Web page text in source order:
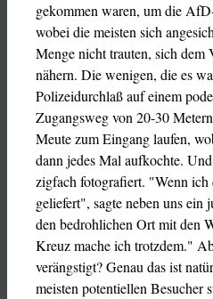
gekommen waren, um die
wobei die meisten sich
Menge nicht trauten, sich dem
nähern. Die wenigen, die es
Polizeidurchlaß auf einem
Zugangsweg von 20-30
Meute zum Eingang laufen,
dann jedes Mal aufkochte.
zigfach fotografiert. "Wenn ich
geliefert", sagte neben uns ein
den bedrohlichen Ort mit den
Kreuz mache ich trotzdem."
verängstigt? Genau das ist
meisten potentiellen Besucher